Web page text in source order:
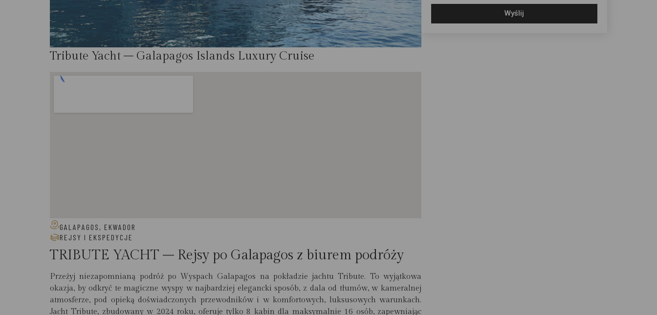
Tribute Yacht – Galapagos Islands Luxury Cruise
GALAPAGOS, EKWADOR
REJSY I EKSPEDYCJE
TRIBUTE YACHT – Rejsy po Galapagos z biurem podróży
Przeżyj niezapomnianą podróż po Wyspach Galapagos na pokładzie jachtu Tribute. To wyjątkowa
okazja, by odkryć te magiczne wyspy w najbardziej elegancki sposób, z dala od tłumów, w kameralnej
atmosferze, pod opieką doświadczonych przewodników i w komfortowych, luksusowych warunkach.
Jacht Tribute, zbudowany w 2024 roku, oferuje tylko 8 kabin dla maksymalnie 16 osób, zapewniając
Wyślij